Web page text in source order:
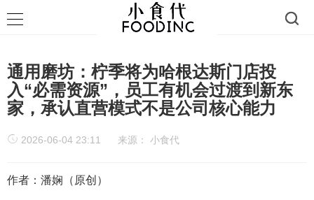
通用磨坊：柠季将为哈根达斯门店投
入“必需资源”，员工有机会过渡到新东
家，承认直营模式不是公司核心能力
2026-06-04 23:11 来源： 小食代
作者：潘娴（原创）